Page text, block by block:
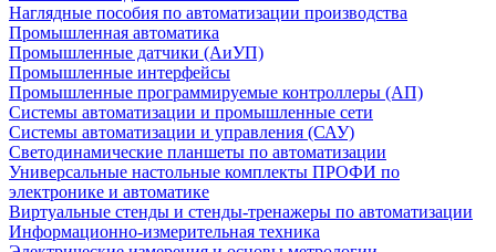
Наглядные пособия по автоматизации производства
Промышленная автоматика
Промышленные датчики (АиУП)
Промышленные интерфейсы
Промышленные программируемые контроллеры (АП)
Системы автоматизации и промышленные сети
Системы автоматизации и управления (САУ)
Светодинамические планшеты по автоматизации
Универсальные настольные комплекты ПРОФИ по
электронике и автоматике
Виртуальные стенды и стенды-тренажеры по автоматизации
Информационно-измерительная техника